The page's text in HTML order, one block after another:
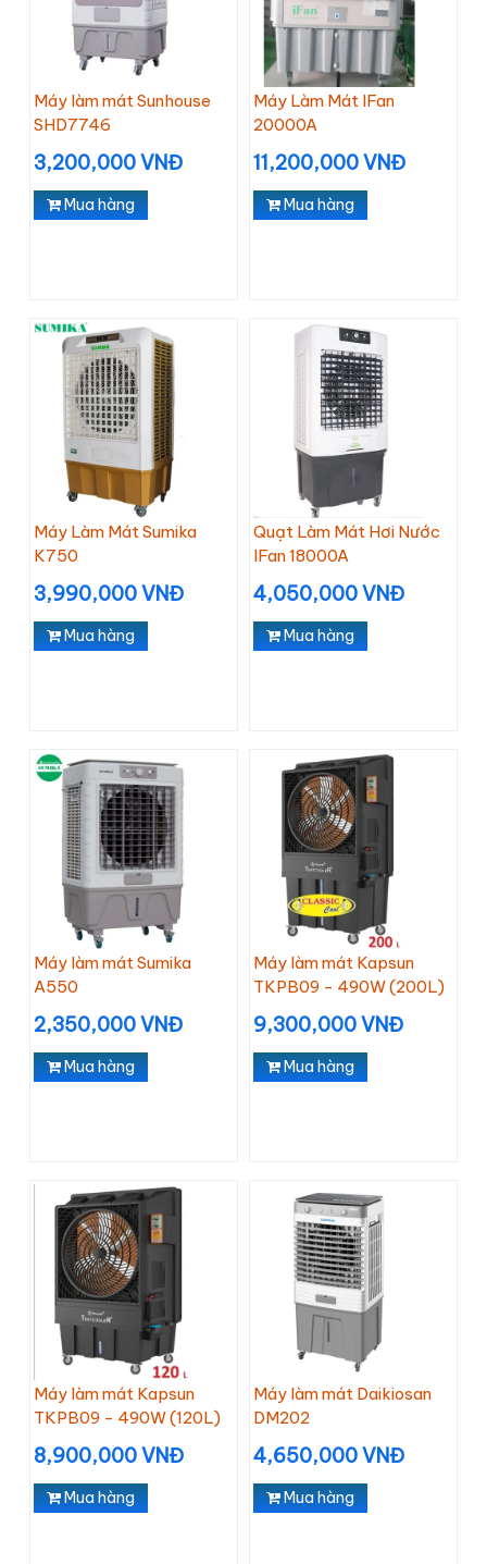
Máy làm mát Sunhouse
SHD7746
3,200,000 VNĐ
Mua hàng
Máy Làm Mát IFan
20000A
11,200,000 VNĐ
Mua hàng
Máy Làm Mát Sumika
K750
3,990,000 VNĐ
Mua hàng
Quạt Làm Mát Hơi Nước
IFan 18000A
4,050,000 VNĐ
Mua hàng
Máy làm mát Sumika
A550
2,350,000 VNĐ
Mua hàng
Máy làm mát Kapsun
TKPB09 - 490W (200L)
9,300,000 VNĐ
Mua hàng
Máy làm mát Kapsun
TKPB09 - 490W (120L)
8,900,000 VNĐ
Mua hàng
Máy làm mát Daikiosan
DM202
4,650,000 VNĐ
Mua hàng